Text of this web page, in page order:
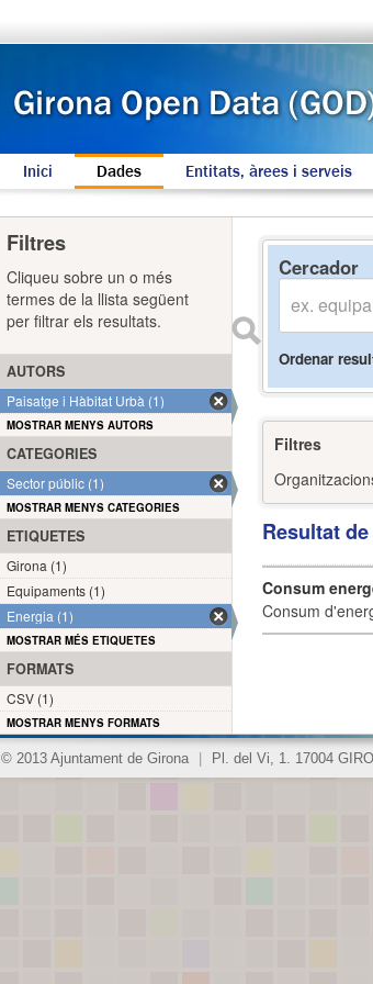
Inici Dades Entitats, àrees i serveis
Cercador
Ordenar
Filtres
Resultat
Consum
Consum
Filtres
Cliqueu sobre un o més
termes de la llista següent
per filtrar els resultats.
AUTORS
Paisatge i Hàbitat Urbà (1)
MOSTRAR MENYS AUTORS
CATEGORIES
Sector públic (1)
MOSTRAR MENYS CATEGORIES
ETIQUETES
Girona (1)
Equipaments (1)
Energia (1)
MOSTRAR MÉS ETIQUETES
FORMATS
CSV (1)
MOSTRAR MENYS FORMATS
© 2013 Ajuntament de Girona Pl. del Vi, 1. 17004